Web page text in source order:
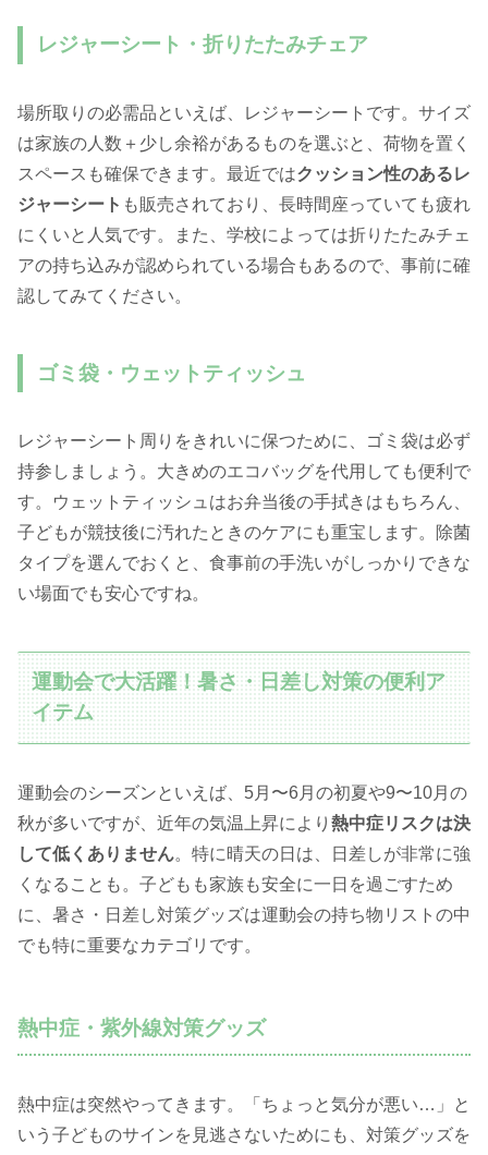
レジャーシート・折りたたみチェア
場所取りの必需品といえば、レジャーシートです。サイズ
は家族の人数＋少し余裕があるものを選ぶと、荷物を置く
スペースも確保できます。最近ではクッション性のあるレ
ジャーシート も販売されており、長時間座っていても疲れ
にくいと人気です。また、学校によっては折りたたみチェ
アの持ち込みが認められている場合もあるので、事前に確
認してみてください。
ゴミ袋・ウェットティッシュ
レジャーシート周りをきれいに保つために、ゴミ袋は必ず
持参しましょう。大きめのエコバッグを代用しても便利で
す。ウェットティッシュはお弁当後の手拭きはもちろん、
子どもが競技後に汚れたときのケアにも重宝します。除菌
タイプを選んでおくと、食事前の手洗いがしっかりできな
い場面でも安心ですね。
運動会で大活躍！暑さ・日差し対策の便利ア
イテム
運動会のシーズンといえば、5月〜6月の初夏や9〜10月の
秋が多いですが、近年の気温上昇により 熱中症リスクは決
して低くありません。特に晴天の日は、日差しが非常に強
くなることも。子どもも家族も安全に一日を過ごすため
に、暑さ・日差し対策グッズは運動会の持ち物リストの中
でも特に重要なカテゴリです。
熱中症・紫外線対策グッズ
熱中症は突然やってきます。「ちょっと気分が悪い…」と
いう子どものサインを見逃さないためにも、対策グッズを